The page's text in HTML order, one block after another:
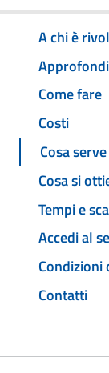
A chi è
Come fare
Costi
Cosa serve
Cosa si
Tempi e
Accedi al
Condizioni
Contatti